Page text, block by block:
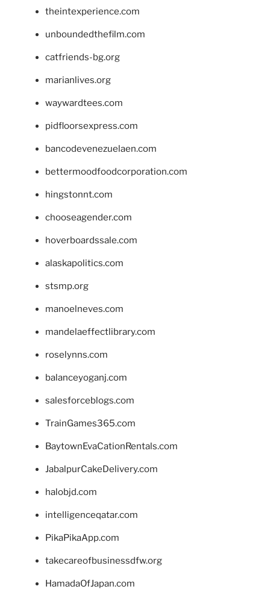
theintexperience.com
unboundedthefilm.com
catfriends-bg.org
marianlives.org
waywardtees.com
pidfloorsexpress.com
bancodevenezuelaen.com
bettermoodfoodcorporation.com
hingstonnt.com
chooseagender.com
hoverboardssale.com
alaskapolitics.com
stsmp.org
manoelneves.com
mandelaeffectlibrary.com
roselynns.com
balanceyoganj.com
salesforceblogs.com
TrainGames365.com
BaytownEvaCationRentals.com
JabalpurCakeDelivery.com
halobjd.com
intelligenceqatar.com
PikaPikaApp.com
takecareofbusinessdfw.org
HamadaOfJapan.com